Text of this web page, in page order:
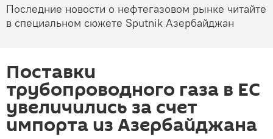
Последние новости о нефтегазовом рынке читайте
в специальном сюжете Sputnik Азербайджан
Поставки
трубопроводного газа в ЕС
увеличились за счет
импорта из Азербайджана